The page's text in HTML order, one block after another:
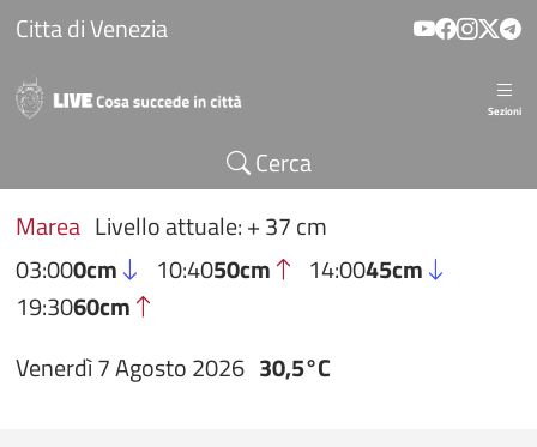
Salta al contenuto principale
Citta di Venezia
Sezioni
Cerca
Marea Livello attuale: + 37 cm
03:000cm 10:4050cm 14:0045cm
19:3060cm
Venerdì 7 Agosto 2026 30,5°C